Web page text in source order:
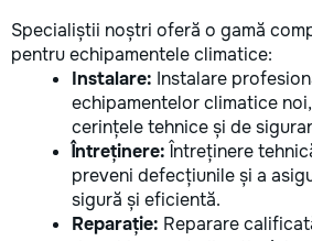
Specialiștii noștri oferă o gamă
pentru echipamentele climatice:
Instalare: Instalare
echipamentelor climatice
cerințele tehnice și de
Întreținere: Întreținere
preveni defecțiunile și a
sigură și eficientă.
Reparație: Reparare